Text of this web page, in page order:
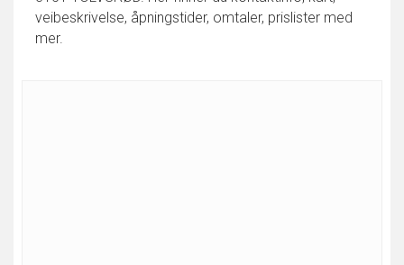
veibeskrivelse, åpningstider, omtaler, prislister med
mer.